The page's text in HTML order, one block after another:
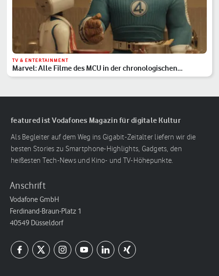
TV & ENTERTAINMENT
Marvel: Alle Filme des MCU in der chronologischen
Reihenfolge
featured ist Vodafones Magazin für digitale Kultur
Als Begleiter auf dem Weg ins Gigabit-Zeitalter liefern wir die
besten Stories zu Smartphone-Highlights, Gadgets, den
heißesten Tech-News und Kino- und TV-Höhepunkte.
Anschrift
Vodafone GmbH
Ferdinand-Braun-Platz 1
40549 Düsseldorf